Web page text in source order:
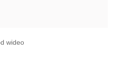
wideo